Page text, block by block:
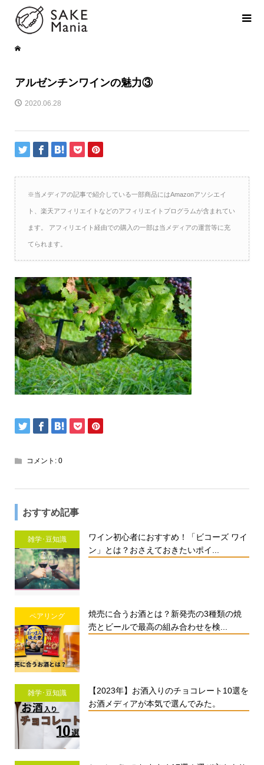
アルゼンチンワインの魅力③
2020.06.28
※当メディアの記事で紹介している一部商品にはAmazonアソシエイ
ト、楽天アフィリエイトなどのアフィリエイトプログラムが含まれてい
ます。 アフィリエイト経由での購入の一部は当メディアの運営等に充
てられます。
コメント: 0
おすすめ記事
雑学･豆知識
ワイン初心者におすすめ！「ビコーズ ワイ
ン」とは？おさえておきたいポイ...
ペアリング
焼売に合うお酒とは？新発売の3種類の焼
売とビールで最高の組み合わせを検...
雑学･豆知識
【2023年】お酒入りのチョコレート10選を
お酒メディアが本気で選んでみた。